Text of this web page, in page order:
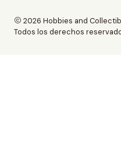
2026 Hobbies and
Todos los derechos